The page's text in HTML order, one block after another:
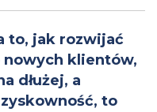
to, jak rozwijać
nowych klientów,
dłużej, a
to